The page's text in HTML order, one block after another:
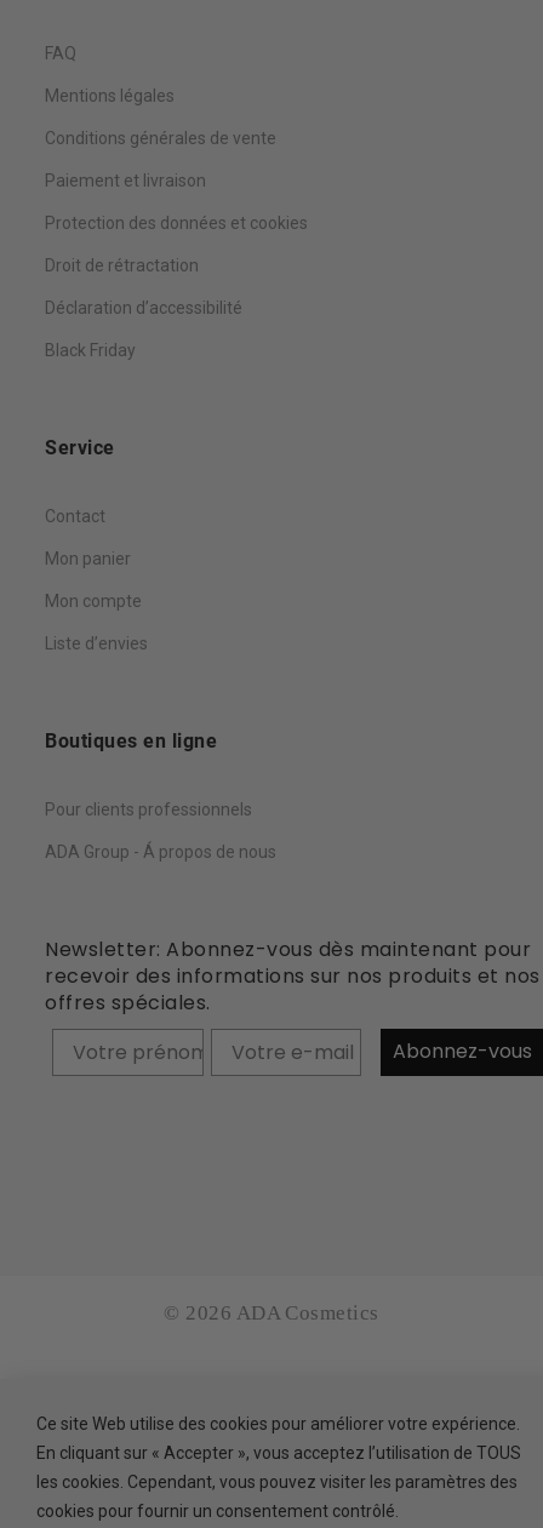
FAQ
Mentions légales
Conditions générales de vente
Paiement et livraison
Protection des données et cookies
Droit de rétractation
Déclaration d’accessibilité
Black Friday
Service
Contact
Mon panier
Mon compte
Liste d’envies
Boutiques en ligne
Pour clients professionnels
ADA Group - Á propos de nous
Newsletter: Abonnez-vous dès maintenant pour
recevoir des informations sur nos produits et nos
offres spéciales.
Prénom
Abonnez-vous
© 2026 ADA Cosmetics
Ce site Web utilise des cookies pour améliorer votre expérience.
En cliquant sur « Accepter », vous acceptez l’utilisation de TOUS
les cookies. Cependant, vous pouvez visiter les paramètres des
cookies pour fournir un consentement contrôlé.